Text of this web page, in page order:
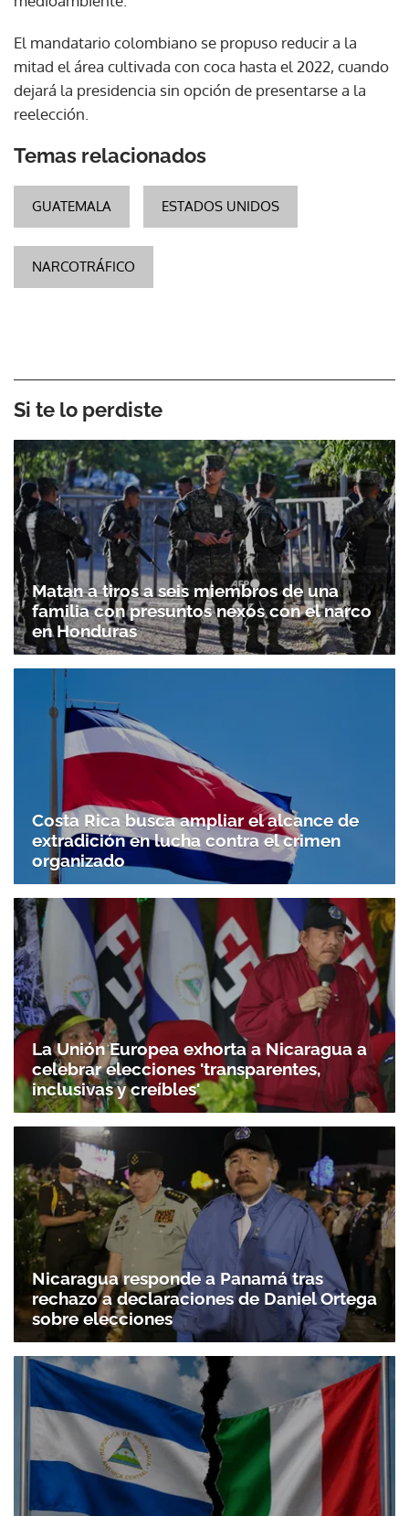
El mandatario colombiano se propuso reducir a la
mitad el área cultivada con coca hasta el 2022, cuando
dejará la presidencia sin opción de presentarse a la
reelección.
Temas relacionados
GUATEMALA ESTADOS UNIDOS
NARCOTRÁFICO
Si te lo perdiste
Matan a tiros a seis miembros de una
familia con presuntos nexos con el narco
en Honduras
Costa Rica busca ampliar el alcance de
extradición en lucha contra el crimen
organizado
La Unión Europea exhorta a Nicaragua a
celebrar elecciones 'transparentes,
inclusivas y creíbles'
Nicaragua responde a Panamá tras
rechazo a declaraciones de Daniel Ortega
sobre elecciones